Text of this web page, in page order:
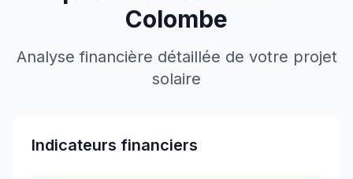
Colombe
Analyse financière détaillée de votre projet
solaire
Indicateurs financiers